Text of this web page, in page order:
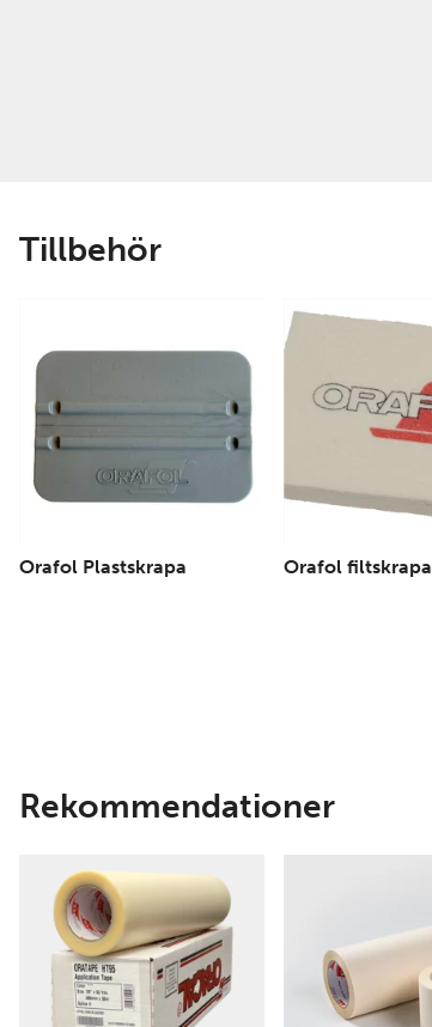
Tillbehör
Orafol Plastskrapa Orafol filtskrapa
Rekommendationer